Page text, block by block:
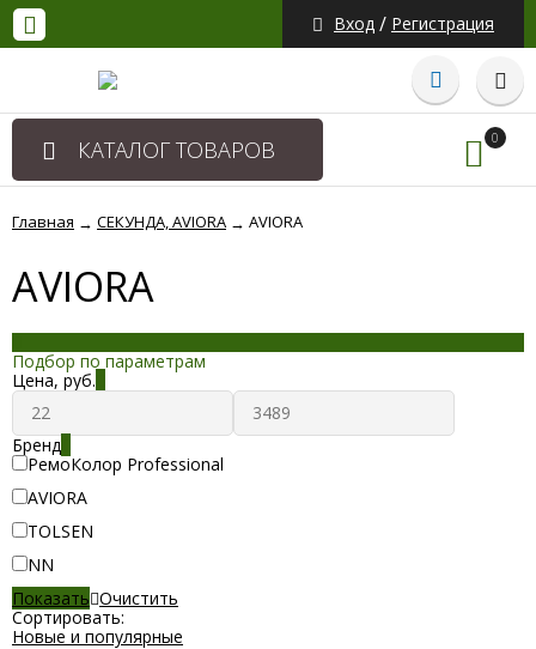
Вход / Регистрация
КАТАЛОГ ТОВАРОВ 0
Главная → СЕКУНДА, AVIORA → AVIORA
AVIORA
Подбор по параметрам
Цена, руб.
Бренд
РемоКолор Professional
AVIORA
TOLSEN
NN
Показать Очистить
Сортировать:
Новые и популярные